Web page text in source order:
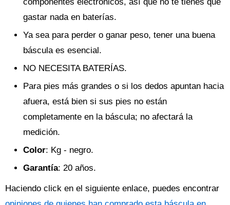
gastar nada en baterías.
Ya sea para perder o ganar peso, tener una buena
báscula es esencial.
NO NECESITA BATERÍAS.
Para pies más grandes o si los dedos apuntan hacia
afuera, está bien si sus pies no están
completamente en la báscula; no afectará la
medición.
Color: Kg - negro.
Garantía: 20 años.
Haciendo click en el siguiente enlace, puedes encontrar